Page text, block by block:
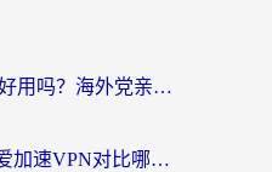
迅游和Unblock Youku好用吗？海外党亲测：3个维度教你选对回国加速器
穿梭VPN好用吗？和爱加速VPN对比哪个回国效果更好？海外党必看的实用指南